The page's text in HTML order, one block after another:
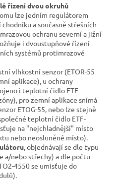
řízení dvou okruhů
lze jedním regulátorem
a současně střešních
ochranu severní a jižní
i dvoustupňové řízení
systémů protimrazové
vlhkostní senzor (ETOR-55
aplikace), u ochrany
i teplotní čidlo ETF-
pro zemní aplikace snímá
ETOG-55, nebo lze stejně
teplotní čidlo ETF-
na "nejchladnější" místo
nebo neosluněné místo).
, objednávají se dle typu
a/nebo střechy) a dle počtu
4550 se umisťuje do